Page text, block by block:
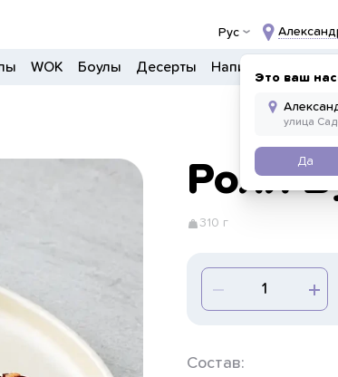
Рус
Это ваш
Да
WOK Боулы Десерты Напитки
Ролл
310 г
Состав: